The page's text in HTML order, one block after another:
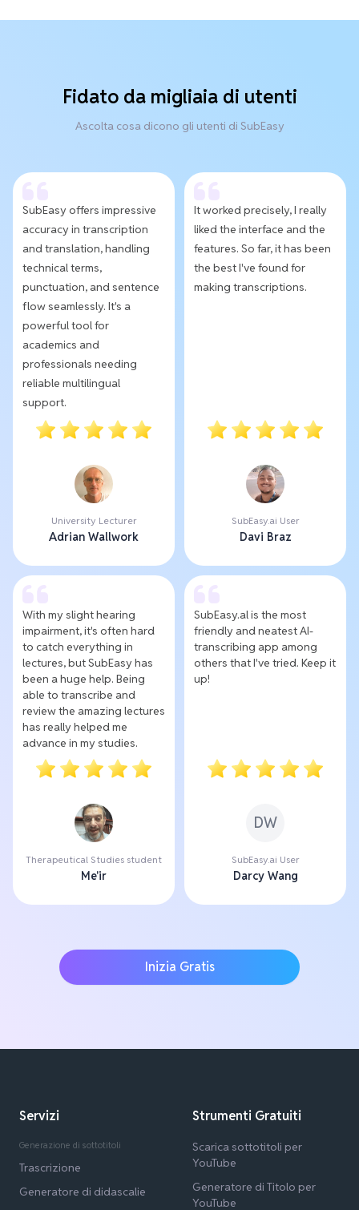
Fidato da migliaia di utenti
Ascolta cosa dicono gli utenti di SubEasy
SubEasy offers impressive
accuracy in transcription
and translation, handling
technical terms,
punctuation, and sentence
flow seamlessly. It's a
powerful tool for
academics and
professionals needing
reliable multilingual
support.
University Lecturer
Adrian Wallwork
It worked precisely, I really
liked the interface and the
features. So far, it has been
the best I've found for
making transcriptions.
SubEasy.ai User
Davi Braz
With my slight hearing
impairment, it's often hard
to catch everything in
lectures, but SubEasy has
been a huge help. Being
able to transcribe and
review the amazing lectures
has really helped me
advance in my studies.
Therapeutical Studies student
Me'ir
SubEasy.al is the most
friendly and neatest AI-
transcribing app among
others that I've tried. Keep it
up!
DW
SubEasy.ai User
Darcy Wang
Inizia Gratis
Servizi
Generazione di sottotitoli
Trascrizione
Generatore di didascalie
Strumenti Gratuiti
Scarica sottotitoli per
YouTube
Generatore di Titolo per
YouTube